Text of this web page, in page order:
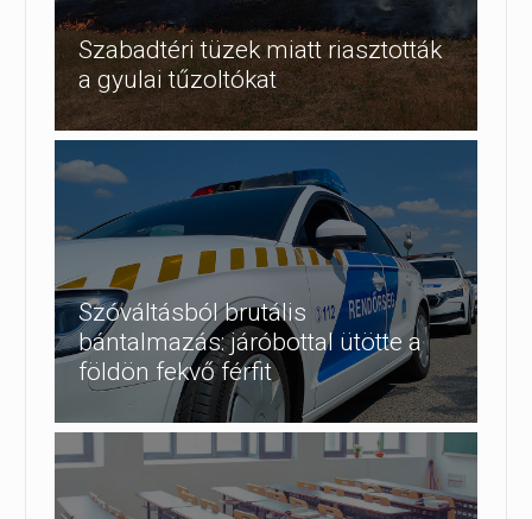
Szabadtéri tüzek miatt riasztották
a gyulai tűzoltókat
Szóváltásból brutális
bántalmazás: járóbottal ütötte a
földön fekvő férfit